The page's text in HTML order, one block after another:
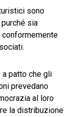
sono
sia
patto che gli
prevedano
al loro
la distribuzione